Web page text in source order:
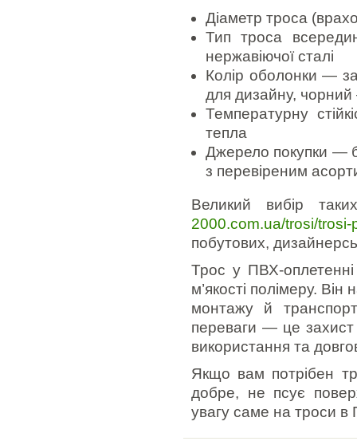
Діаметр троса
Тип троса
нержавіючої сталі
Колір оболонки —
для дизайну,
Температурну
тепла
Джерело покупки —
з перевіреним
Великий вибір
2000.com.ua/trosi/trosi-
побутових,
Трос у ПВХ-
м’якості полімеру.
монтажу й
переваги — це захист
використання та
Якщо вам потрібен
добре, не псує
увагу саме на троси в